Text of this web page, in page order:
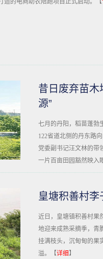
造的电商助农陪跑项目正式启动。【
昔日废弃苗木
源”
七月的丹阳，稻苗蓬勃
122省道北侧的丹东路
党委副书记汪文林的带
一片百亩田园豁然映入
皇塘积善村
近日，皇塘镇积善村果
地迎来成熟采摘季，青
挂满枝头，沉甸甸的果
溢。【详细】